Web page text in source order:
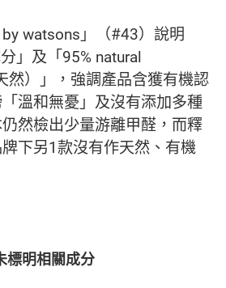
watsons」（#43）說明
」及「95% natural
然）」，強調產品含獲有機認
溫和無憂」及沒有添加多種
然檢出少量游離甲醛，而釋
下另1款沒有作天然、有機
明相關成分